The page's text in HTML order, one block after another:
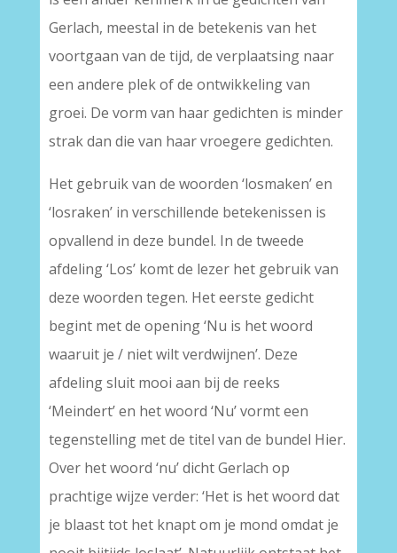
Gerlach, meestal in de betekenis van het
voortgaan van de tijd, de verplaatsing naar
een andere plek of de ontwikkeling van
groei. De vorm van haar gedichten is minder
strak dan die van haar vroegere gedichten.
Het gebruik van de woorden ‘losmaken’ en
‘losraken’ in verschillende betekenissen is
opvallend in deze bundel. In de tweede
afdeling ‘Los’ komt de lezer het gebruik van
deze woorden tegen. Het eerste gedicht
begint met de opening ‘Nu is het woord
waaruit je / niet wilt verdwijnen’. Deze
afdeling sluit mooi aan bij de reeks
‘Meindert’ en het woord ‘Nu’ vormt een
tegenstelling met de titel van de bundel Hier.
Over het woord ‘nu’ dicht Gerlach op
prachtige wijze verder: ‘Het is het woord dat
je blaast tot het knapt om je mond omdat je